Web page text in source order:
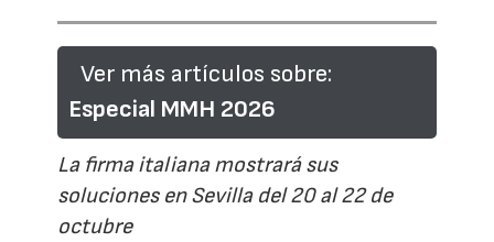
Ver más artículos sobre:
Especial MMH 2026
La firma italiana mostrará sus
soluciones en Sevilla del 20 al 22 de
octubre